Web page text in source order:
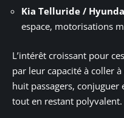
Kia Telluride /
espace, motorisations
L’intérêt croissant pour ces
par leur capacité à coller
huit passagers, conjuguer
tout en restant polyvalent.